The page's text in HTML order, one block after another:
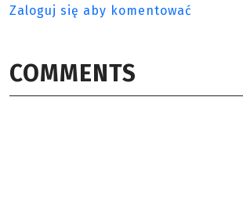
Zaloguj się aby komentować
COMMENTS